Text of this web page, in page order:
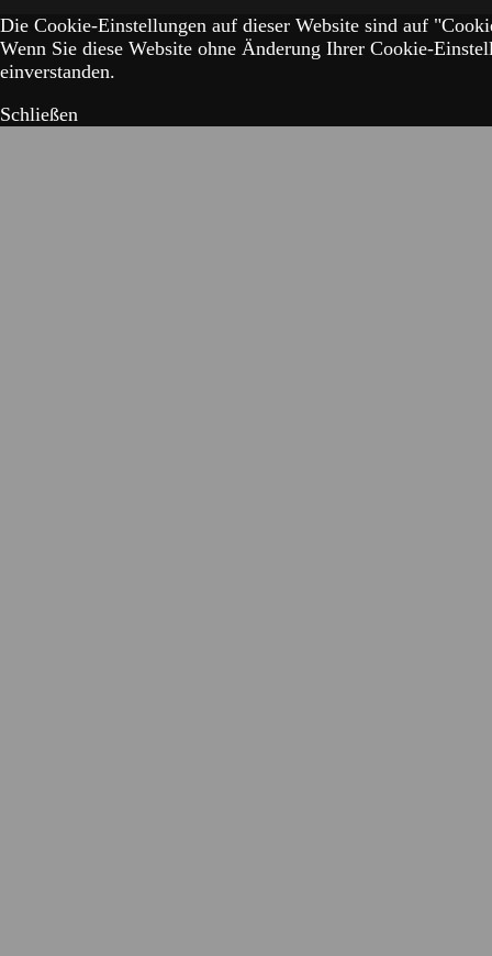
Die Cookie-Einstellungen auf dieser Website sind auf
Wenn Sie diese Website ohne Änderung Ihrer Cookie-
einverstanden.
Schließen